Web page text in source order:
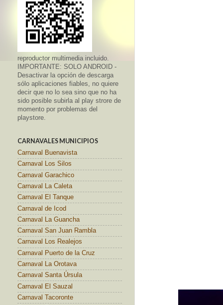
reproductor multimedia incluido.
IMPORTANTE: SOLO ANDROID -
Desactivar la opción de descarga
sólo aplicaciones fiables, no quiere
decir que no lo sea sino que no ha
sido posible subirla al play strore de
momento por problemas del
playstore.
CARNAVALES MUNICIPIOS
Carnaval Buenavista
Carnaval Los Silos
Carnaval Garachico
Carnaval La Caleta
Carnaval El Tanque
Carnaval de Icod
Carnaval La Guancha
Carnaval San Juan Rambla
Carnaval Los Realejos
Carnaval Puerto de la Cruz
Carnaval La Orotava
Carnaval Santa Úrsula
Carnaval El Sauzal
Carnaval Tacoronte